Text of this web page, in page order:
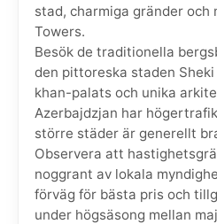
stad, charmiga gränder och
Towers.
Besök de traditionella
den pittoreska staden
khan-palats och unika
Azerbajdzjan har
större städer är generellt
Observera att
noggrant av lokala
förväg för bästa pris och
under högsäsong mellan